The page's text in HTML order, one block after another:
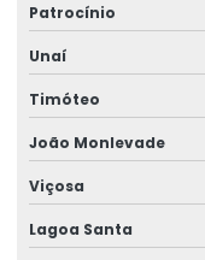
Patrocínio
Unaí
Timóteo
João Monlevade
Viçosa
Lagoa Santa